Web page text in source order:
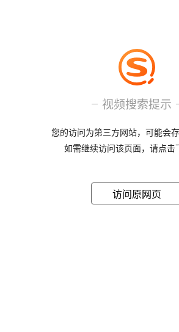
视频搜索提示
您的访问为第三方网站，可能会
如需继续访问该页面，请点击
访问原网页